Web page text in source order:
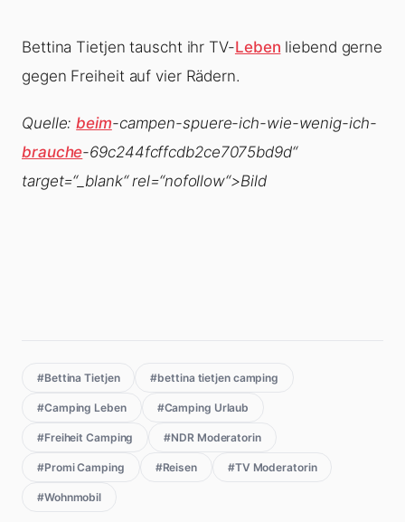
Bettina Tietjen tauscht ihr TV-Leben liebend gerne
gegen Freiheit auf vier Rädern.
Quelle:beim-campen-spuere-ich-wie-wenig-ich-
brauche-69c244fcffcdb2ce7075bd9d“
target=“_blank“ rel=“nofollow“>Bild
#Bettina Tietjen #bettina tietjen camping
#Camping Leben #Camping Urlaub
#Freiheit Camping #NDR Moderatorin
#Promi Camping #Reisen #TV Moderatorin
#Wohnmobil